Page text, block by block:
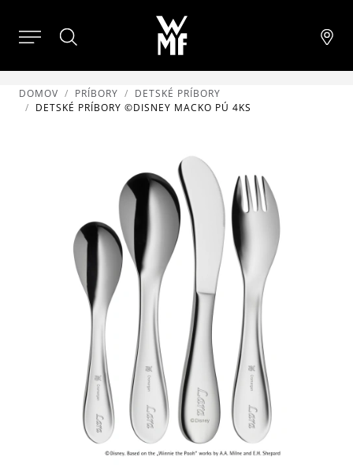
DOMOV PRÍBORY
DETSKÉ PRÍBORY
DETSKÉ PRÍBORY ©DISNEY MACKO PÚ 4KS